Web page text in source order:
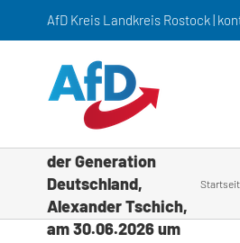
AfD Kreis Landkreis Rostock |
Seien Sie dabei!
Zum Stammtisch
mit dem
der Generation
Deutschland,
Alexander Tschich,
am 30.06.2026 um